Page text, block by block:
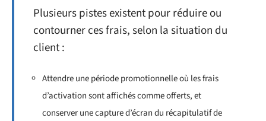
Plusieurs pistes existent pour réduire ou
contourner ces frais, selon la situation du
client :
Attendre une période promotionnelle où les frais
d’activation sont affichés comme offerts, et
conserver une capture d’écran du récapitulatif de